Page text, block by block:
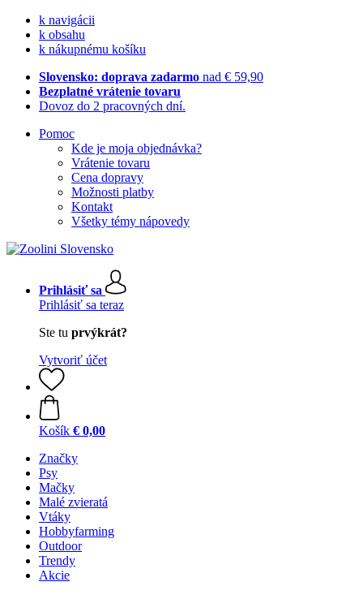
k navigácii
k obsahu
k nákupnému košíku
Slovensko: doprava zadarmo nad € 59,90
Bezplatné vrátenie tovaru
Dovoz do 2 pracovných dní.
Pomoc
Kde je moja objednávka?
Vrátenie tovaru
Cena dopravy
Možnosti platby
Kontakt
Všetky témy nápovedy
Prihlásiť sa
Prihlásiť sa teraz
Ste tu prvýkrát?
Vytvoriť účet
Košík € 0,00
Značky
Psy
Mačky
Malé zvieratá
Vtáky
Hobbyfarming
Outdoor
Trendy
Akcie